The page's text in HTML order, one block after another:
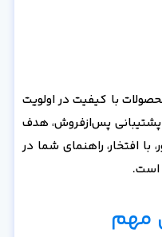
با کیفیت در اولویت
پشتیبانی پس‌از‌فروش، هدف
افتخار، راهنمای شما در
است.
مهم